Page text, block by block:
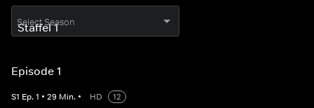
Select Season
Episode 1
S1 Ep.1 • 29 Min. • HD
12